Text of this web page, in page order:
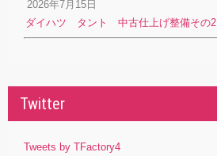
2026年7月15日
ダイハツ タント 中古仕上げ整備その2
Twitter
Tweets by TFactory4